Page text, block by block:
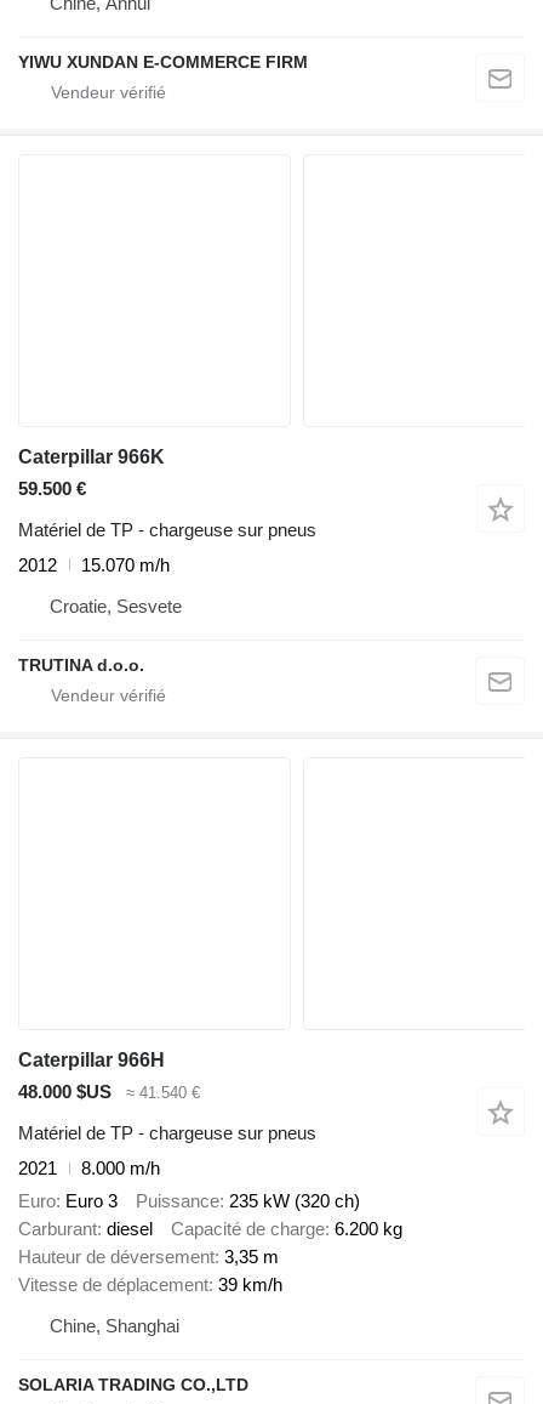
YIWU XUNDAN E-COMMERCE FIRM
Caterpillar 966K
59.500 €
Matériel de TP - chargeuse sur pneus
2012
15.070 m/h
Croatie, Sesvete
TRUTINA d.o.o.
Caterpillar 966H
48.000 $US
≈ 41.540 €
Matériel de TP - chargeuse sur pneus
2021
8.000 m/h
Euro Euro 3 Puissance 235 kW (320 ch)
Carburant diesel Capacité de charge 6.200 kg
Hauteur de déversement 3,35 m
Vitesse de déplacement 39 km/h
Chine, Shanghai
SOLARIA TRADING CO.,LTD